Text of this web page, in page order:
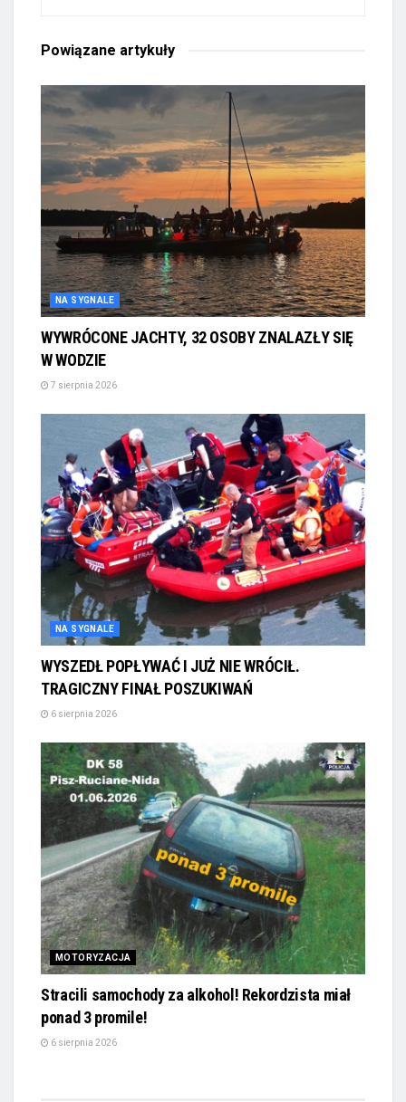
Powiązane artykuły
NA SYGNALE
WYWRÓCONE JACHTY, 32 OSOBY ZNALAZŁY SIĘ
W WODZIE
7 sierpnia 2026
NA SYGNALE
WYSZEDŁ POPŁYWAĆ I JUŻ NIE WRÓCIŁ.
TRAGICZNY FINAŁ POSZUKIWAŃ
6 sierpnia 2026
MOTORYZACJA
Stracili samochody za alkohol! Rekordzista miał
ponad 3 promile!
6 sierpnia 2026